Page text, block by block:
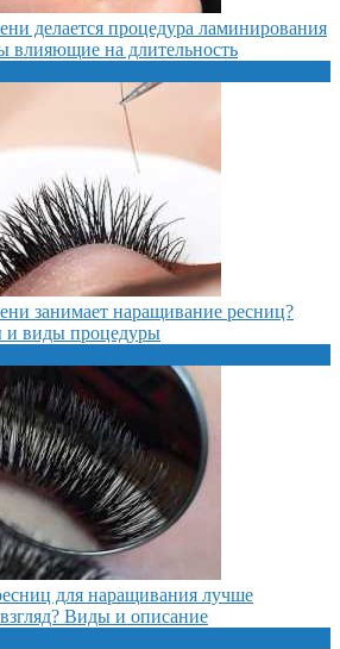
делается процедура ламинирования
влияющие на длительность
занимает наращивание ресниц?
и виды процедуры
для наращивания лучше
Виды и описание